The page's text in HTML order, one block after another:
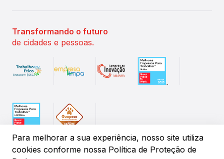
Para melhorar a sua experiência, nosso site utiliza
cookies conforme nossa Política de Proteção de
Transformando o futuro
de cidades e pessoas.